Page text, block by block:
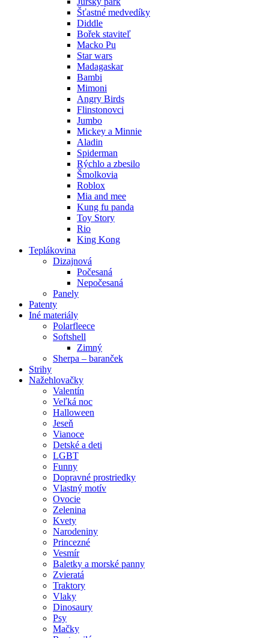
Šťastné medvedíky
Diddle
Bořek staviteľ
Macko Pu
Star wars
Madagaskar
Bambi
Mimoni
Angry Birds
Flinstonovci
Jumbo
Mickey a Minnie
Aladin
Spiderman
Rýchlo a zbesilo
Šmolkovia
Roblox
Mia and mee
Kung fu panda
Toy Story
Rio
King Kong
Teplákovina
Dizajnová
Počesaná
Nepočesaná
Panely
Patenty
Iné materiály
Polarfleece
Softshell
Zimný
Sherpa – baranček
Strihy
Nažehlovačky
Valentín
Veľká noc
Halloween
Jeseň
Vianoce
Detské a deti
LGBT
Funny
Dopravné prostriedky
Vlastný motív
Ovocie
Zelenina
Kvety
Narodeniny
Princezné
Vesmír
Baletky a morské panny
Zvieratá
Traktory
Vlaky
Dinosaury
Psy
Mačky